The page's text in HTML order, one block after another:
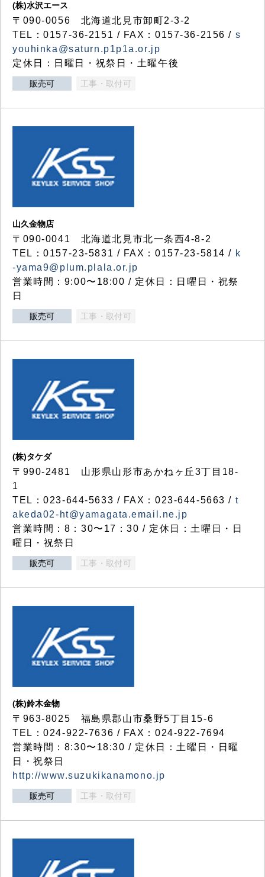
(株)水沢エース
〒090-0056 北海道北見市卸町2-3-2
TEL：0157-36-2151 / FAX：0157-36-2156 / s
youhinka@saturn.p1p1a.or.jp
定休日：日曜日・祝祭日・土曜午後
販売可 工事・取付可
山久金物店
〒090-0041 北海道北見市北一条西4-8-2
TEL：0157-23-5831 / FAX：0157-23-5814 / k
-yama9@plum.plala.or.jp
営業時間：9:00〜18:00 / 定休日：日曜日・祝祭
日
販売可 工事・取付可
(株)タケダ
〒990-2481 山形県山形市あかねヶ丘3丁目18-
1
TEL：023-644-5633 / FAX：023-644-5663 / t
akeda02-ht@yamagata.email.ne.jp
営業時間：8：30〜17：30 / 定休日：土曜日・日
曜日・祝祭日
販売可 工事・取付可
(株)鈴木金物
〒963-8025 福島県郡山市桑野5丁目15-6
TEL：024-922-7636 / FAX：024-922-7694
営業時間：8:30〜18:30 / 定休日：土曜日・日曜
日・祝祭日
http://www.suzukikanamono.jp
販売可 工事・取付可